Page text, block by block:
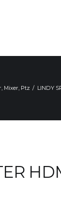
Mixer, Ptz LINDY